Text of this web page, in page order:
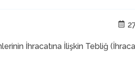
İhracatına İlişkin Tebliğ